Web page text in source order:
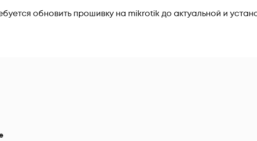
обновить прошивку на mikrotik до актуальной и